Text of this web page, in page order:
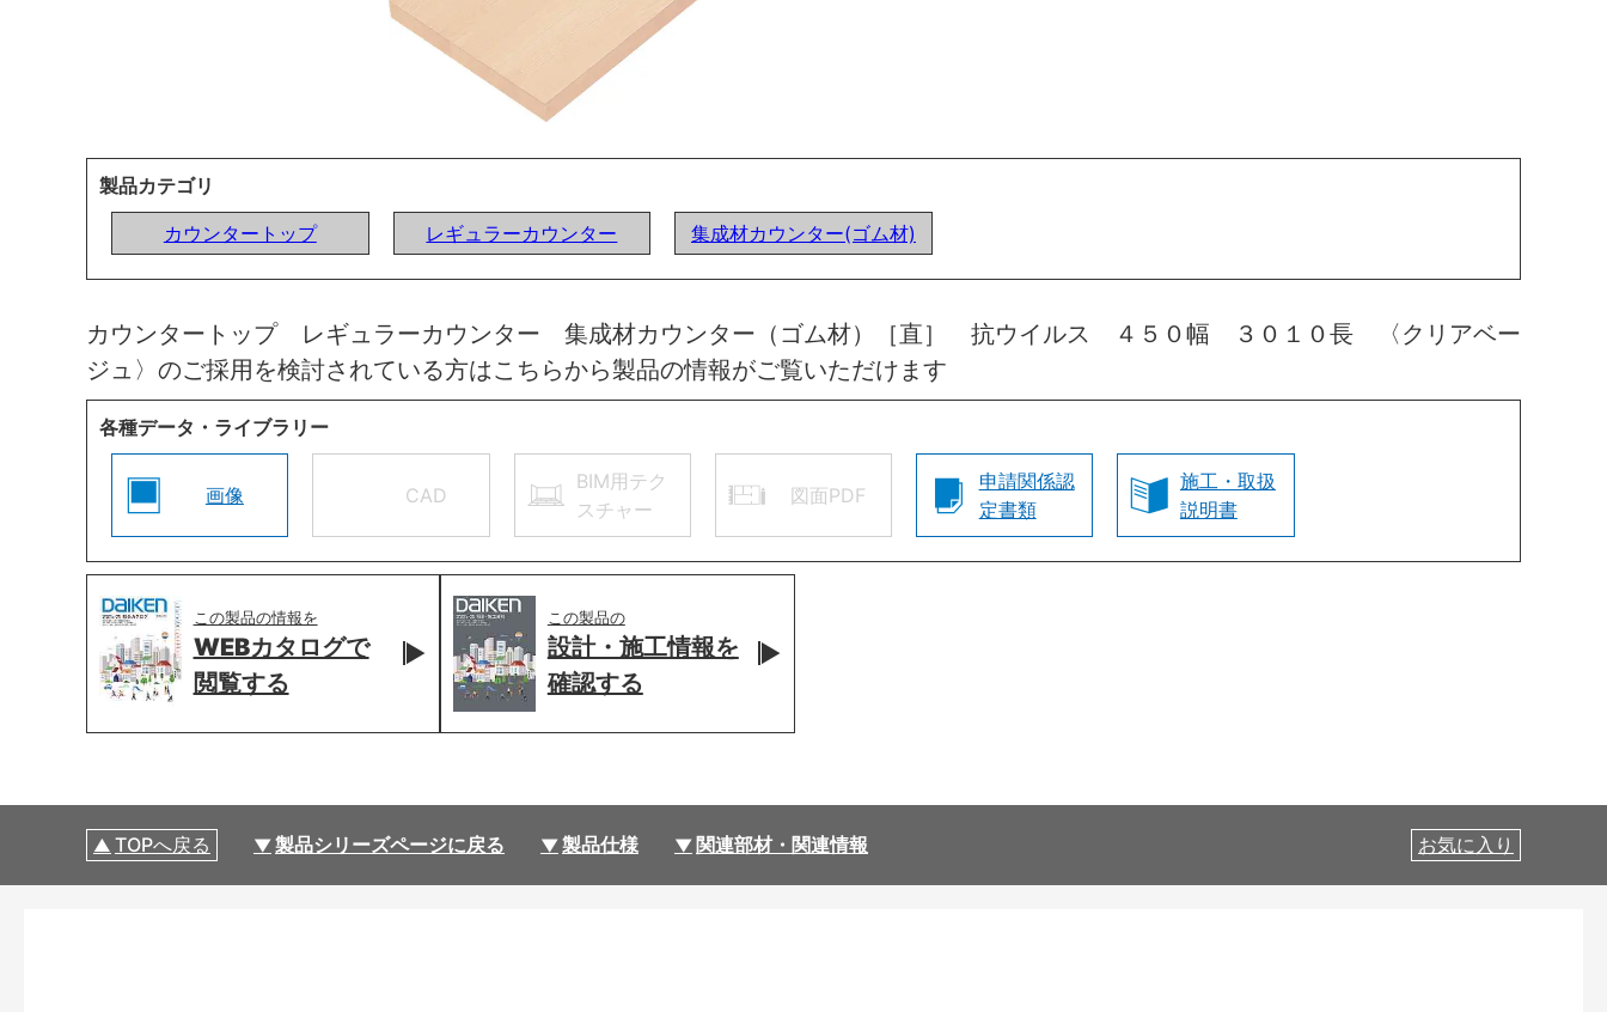
製品カテゴリ
カウンタートップ
レギュラーカウンター 集成材カウンター(ゴム材)
カウンタートップ レギュラーカウンター 集成材カウンター（ゴム材）［直］ 抗ウイルス ４５０幅 ３０１０長 〈クリアベー
ジュ〉のご採用を検討されている方はこちらから製品の情報がご覧いただけます
各種データ・ライブラリー
画像 CAD
BIM用テク
スチャー
図面PDF
申請関係認
定書類
施工・取扱
説明書
この製品の情報を
WEBカタログで
閲覧する
この製品の
設計・施工情報を
確認する
TOPへ戻る 製品シリーズページに戻る 製品仕様 関連部材・関連情報 お気に入り